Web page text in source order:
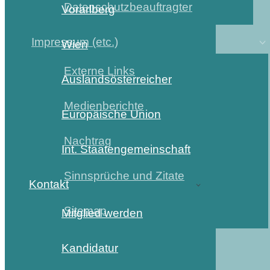
Datenschutzbeauftragter
Impressum (etc.)
Externe Links
Medienberichte
Nachtrag
Sinnsprüche und Zitate
Sitemap
Vorarlberg
Wien
Auslandsösterreicher
Europäische Union
Int. Staatengemeinschaft
Kontakt
Mitglied werden
Kandidatur